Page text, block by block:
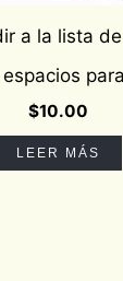
a la lista
$10.00
LEER MÁS